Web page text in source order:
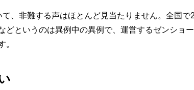
、非難する声はほとんど見当たりません。全国で
どというのは異例中の異例で、運営するゼンショ
。